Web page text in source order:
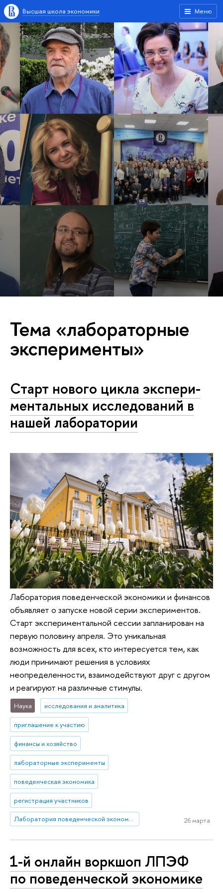
Меню
Высшая школа экономики
Тема «лабораторные
эксперименты»
Старт нового цикла экс­пе­ри­
мен­таль­ных ис­сле­до­ва­ний в
нашей лаборатории
Лаборатория поведенческой экономики и финансов
объявляет о запуске новой серии экспериментов.
Старт экспериментальной сессии запланирован на
первую половину апреля. Это уникальная
возможность для всех, кто интересуется тем, как
люди принимают решения в условиях
неопределенности, взаимодействуют друг с другом
и реагируют на различные стимулы.
Наука исследования и аналитика
приглашение к участию
финансы и хозяйство
лабораторные эксперименты
поведенческая экономика
регистрация участников
Лаборатория поведенческой экономики и финансов 26 марта
1-й онлайн воркшоп ЛПЭФ
по поведенческой экономике